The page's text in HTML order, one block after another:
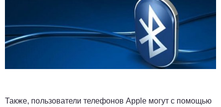
Также, пользователи телефонов Apple могут с помощью